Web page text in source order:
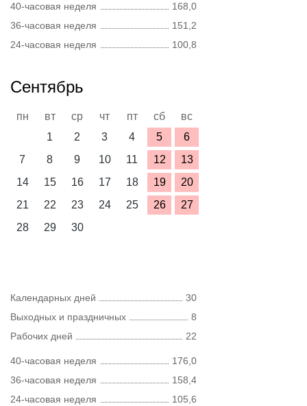
40-часовая неделя
168,0
36-часовая неделя
151,2
24-часовая неделя
100,8
Сентябрь
пн вт ср чт пт сб
вс
1
2 3 4 5
6
7
8 9 10 11 12
13
14
15 16 17 18 19
20
21
22 23 24 25 26
27
28
29 30
Календарных дней
30
Выходных и праздничных
8
Рабочих дней
22
40-часовая неделя
176,0
36-часовая неделя
158,4
24-часовая неделя
105,6